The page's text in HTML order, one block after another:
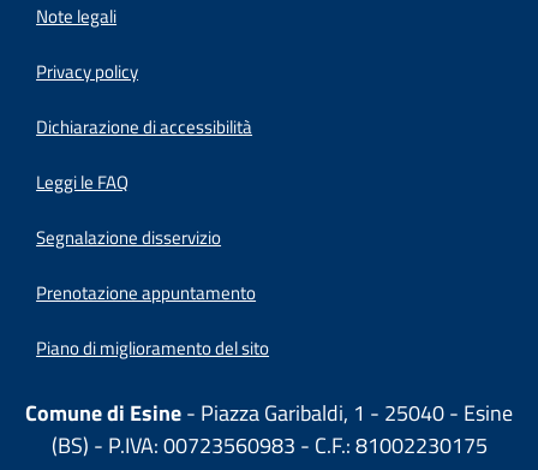
Note legali
Privacy policy
Dichiarazione di accessibilità
Leggi le FAQ
Segnalazione disservizio
Prenotazione appuntamento
Piano di miglioramento del sito
Comune di Esine- Piazza Garibaldi, 1 - 25040 - Esine
(BS) - P.IVA: 00723560983 - C.F.: 81002230175